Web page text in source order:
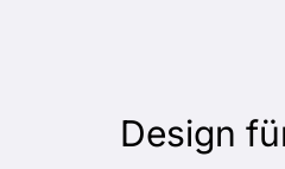
Design